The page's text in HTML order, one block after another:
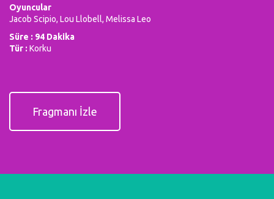
Oyuncular
Jacob Scipio, Lou Llobell, Melissa Leo
Süre : 94 Dakika
Tür : Korku
Fragmanı İzle